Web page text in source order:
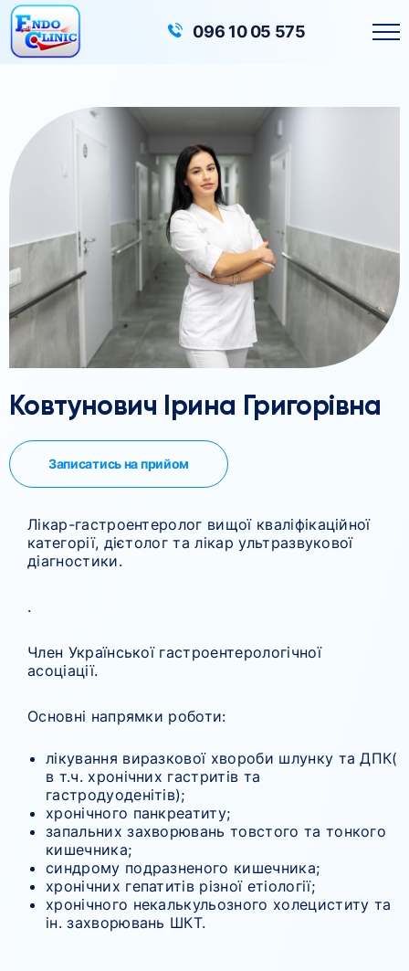
096 10 05 575
Головна Лікарі
Ковтунович Ірина Григорівна
Записатись на прийом
Лікар-гастроентеролог вищої кваліфікаційної
категорії, дієтолог та лікар ультразвукової
діагностики.
.
Член Української гастроентерологічної
асоціації.
Основні напрямки роботи:
лікування виразкової хвороби шлунку та ДПК(
в т.ч. хронічних гастритів та
гастродуоденітів);
хронічного панкреатиту;
запальних захворювань товстого та тонкого
кишечника;
синдрому подразненого кишечника;
хронічних гепатитів різної етіології;
хронічного некалькульозного холециститу та
ін. захворювань ШКТ.